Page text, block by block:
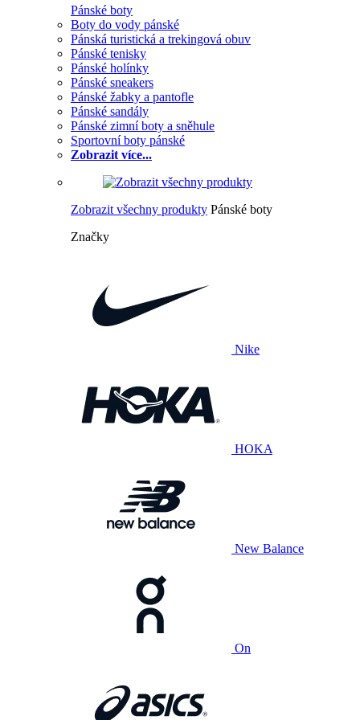
Pánské boty
Boty do vody pánské
Pánská turistická a trekingová obuv
Pánské tenisky
Pánské holínky
Pánské sneakers
Pánské žabky a pantofle
Pánské sandály
Pánské zimní boty a sněhule
Sportovní boty pánské
Zobrazit více...
Zobrazit všechny produkty Pánské boty
Značky
Nike
HOKA
New Balance
On